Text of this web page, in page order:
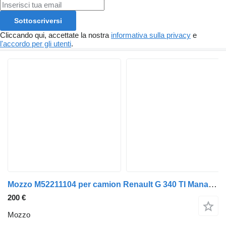
Sottoscriversi
Cliccando qui, accettate la nostra informativa sulla privacy e
l'accordo per gli utenti.
Mozzo M52211104 per camion Renault G 340 TI Manager /Maxter E1/E2
200 €
Mozzo